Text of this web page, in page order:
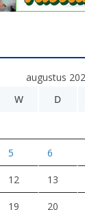
augustus
W D
5 6
12 13
19 20